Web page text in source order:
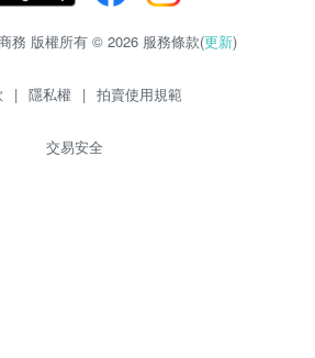
務 版權所有 © 2026 服務條款(更新)
| 隱私權 | 拍賣使用規範
交易安全